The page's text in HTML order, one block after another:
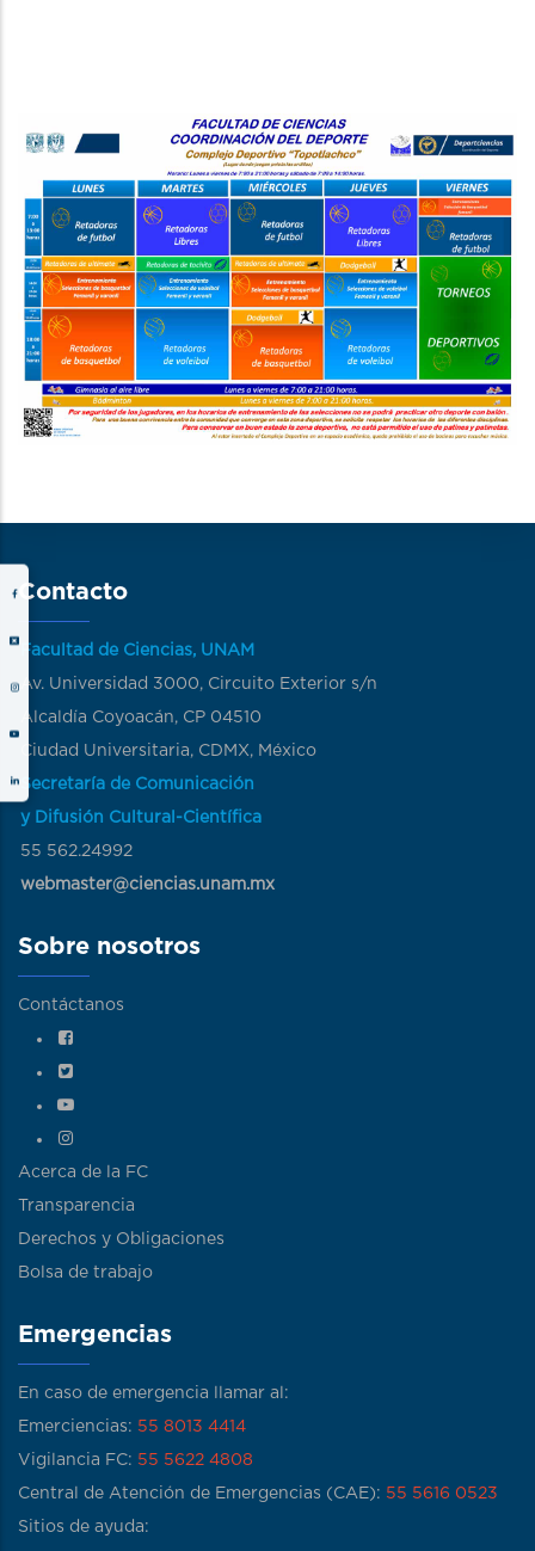
Contacto
Facultad de Ciencias, UNAM
Av. Universidad 3000, Circuito Exterior s/n
Alcaldía Coyoacán, CP 04510
Ciudad Universitaria, CDMX, México
Secretaría de Comunicación
y Difusión Cultural-Científica
55 562.24992
webmaster@ciencias.unam.mx
Sobre nosotros
Contáctanos
Acerca de la FC
Transparencia
Derechos y Obligaciones
Bolsa de trabajo
Emergencias
En caso de emergencia llamar al:
Emerciencias: 55 8013 4414
Vigilancia FC: 55 5622 4808
Central de Atención de Emergencias (CAE): 55 5616 0523
Sitios de ayuda: